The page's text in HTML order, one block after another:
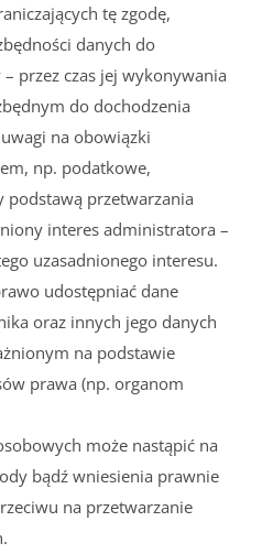
tę zgodę,
danych do
przez czas jej wykonywania
do dochodzenia
na obowiązki
np. podatkowe,
podstawą przetwarzania
interes administratora –
uzasadnionego interesu.
udostępniać dane
oraz innych jego danych
na podstawie
prawa (np. organom
może nastąpić na
bądź wniesienia prawnie
na przetwarzanie